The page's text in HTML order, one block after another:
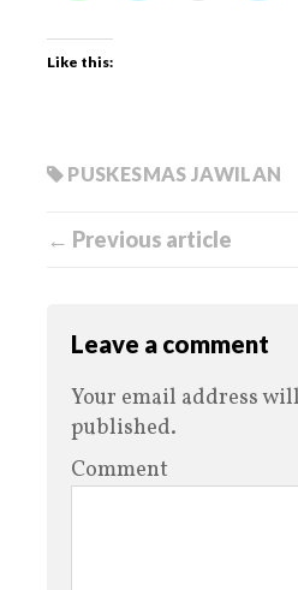
Like this:
PUSKESMAS JAWILAN
← Previous article
Leave a comment
Your email address
published.
Comment